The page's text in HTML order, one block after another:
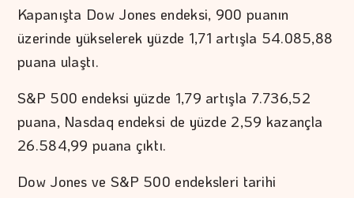
Kapanışta Dow Jones endeksi, 900 puanın
üzerinde yükselerek yüzde 1,71 artışla 54.085,88
puana ulaştı.
S&P 500 endeksi yüzde 1,79 artışla 7.736,52
puana, Nasdaq endeksi de yüzde 2,59 kazançla
26.584,99 puana çıktı.
Dow Jones ve S&P 500 endeksleri tarihi